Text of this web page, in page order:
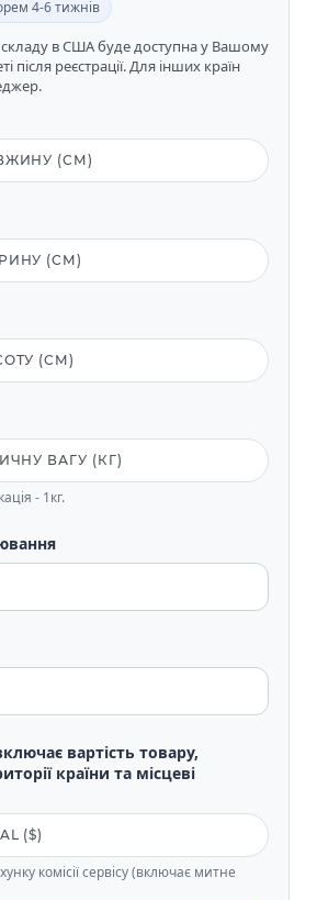
4-6 тижнів
в США буде доступна у Вашому
після реєстрації. Для інших країн
- 1кг.
вартість товару,
країни та місцеві
комісії сервісу (включає митне